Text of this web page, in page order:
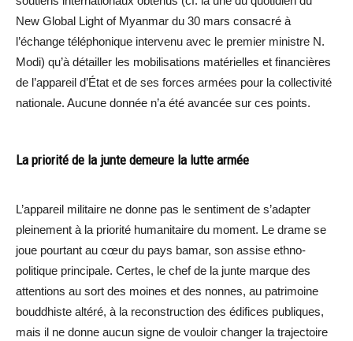
New Global Light of Myanmar du 30 mars consacré à
l’échange téléphonique intervenu avec le premier ministre N.
Modi) qu’à détailler les mobilisations matérielles et financières
de l’appareil d’État et de ses forces armées pour la collectivité
nationale. Aucune donnée n’a été avancée sur ces points.
La priorité de la junte demeure la lutte armée
L’appareil militaire ne donne pas le sentiment de s’adapter
pleinement à la priorité humanitaire du moment. Le drame se
joue pourtant au cœur du pays bamar, son assise ethno-
politique principale. Certes, le chef de la junte marque des
attentions au sort des moines et des nonnes, au patrimoine
bouddhiste altéré, à la reconstruction des édifices publiques,
mais il ne donne aucun signe de vouloir changer la trajectoire